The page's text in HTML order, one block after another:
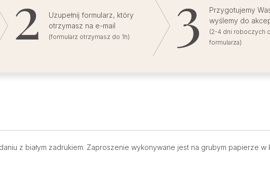
Uzupełnij formularz, który
otrzymasz na e-mail
(formularz otrzymasz do 1h)
Przygotujemy
wyślemy do
(2-4 dni roboczych
formularza)
z białym zadrukiem. Zaproszenie wykonywane jest na grubym papierze